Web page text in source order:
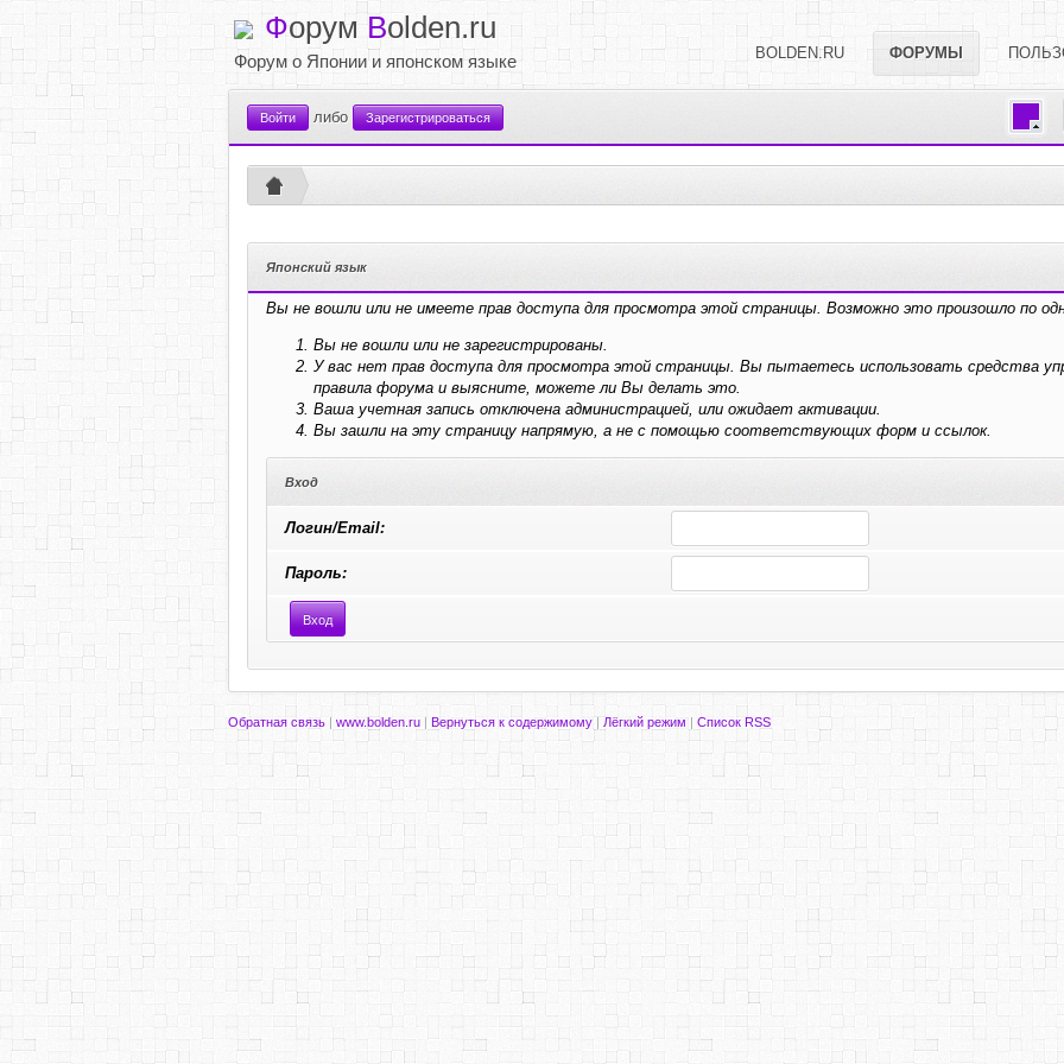
Форум Bolden.ru
Форум о Японии и японском языке BOLDEN.RU ФОРУМЫ
Войти либо Зарегистрироваться
Японский язык
Вы не вошли или не имеете прав доступа для просмотра этой страницы. Возможно это произошло по
Вы не вошли или не зарегистрированы.
У вас нет прав доступа для просмотра этой страницы. Вы пытаетесь использовать средства
правила форума и выясните, можете ли Вы делать это.
Ваша учетная запись отключена администрацией, или ожидает активации.
Вы зашли на эту страницу напрямую, а не с помощью соответствующих форм и ссылок.
Вход
Логин/Email:
Пароль:
Обратная связь | www.bolden.ru | Вернуться к содержимому|Лёгкий режим| Список RSS